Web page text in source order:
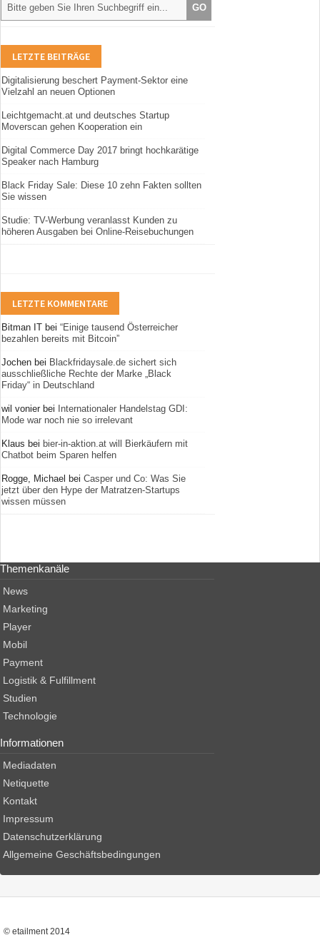
LETZTE BEITRÄGE
Digitalisierung beschert Payment-Sektor eine
Vielzahl an neuen Optionen
Leichtgemacht.at und deutsches Startup
Moverscan gehen Kooperation ein
Digital Commerce Day 2017 bringt hochkarätige
Speaker nach Hamburg
Black Friday Sale: Diese 10 zehn Fakten sollten
Sie wissen
Studie: TV-Werbung veranlasst Kunden zu
höheren Ausgaben bei Online-Reisebuchungen
LETZTE KOMMENTARE
Bitman IT bei “Einige tausend Österreicher
bezahlen bereits mit Bitcoin”
Jochen bei Blackfridaysale.de sichert sich
ausschließliche Rechte der Marke „Black
Friday“ in Deutschland
wil vonier bei
Internationaler Handelstag GDI:
Mode war noch nie so irrelevant
Klaus bei bier-in-aktion.at will Bierkäufern mit
Chatbot beim Sparen helfen
Rogge, Michael bei Casper und Co: Was Sie
jetzt über den Hype der Matratzen-Startups
wissen müssen
Themenkanäle
News
Marketing
Player
Mobil
Payment
Logistik & Fulfillment
Studien
Technologie
Informationen
Mediadaten
Netiquette
Kontakt
Impressum
Datenschutzerklärung
Allgemeine Geschäftsbedingungen
© etailment 2014